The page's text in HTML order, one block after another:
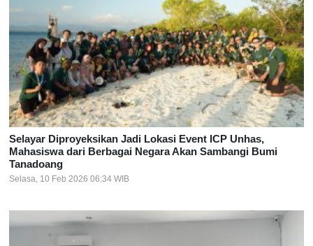
Selayar Diproyeksikan Jadi Lokasi Event ICP Unhas,
Mahasiswa dari Berbagai Negara Akan Sambangi Bumi
Tanadoang
Selasa, 10 Feb 2026 06:34 WIB